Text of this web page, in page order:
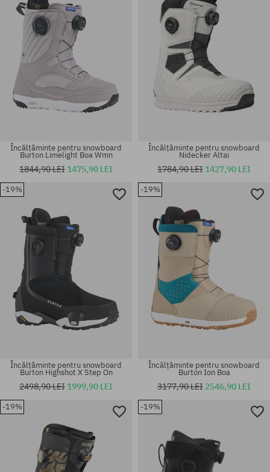
Mărimi existente:
37; 40.5
Mărimi existente:
41.5; 42
Mărimi existente:
Încălțăminte pentru snowboard
Burton Limelight Boa Wmn
1844,90 LEI 1475,90 LEI
Mărimi existente:
Încălțăminte pentru snowboard
Nidecker Altai
1784,90 LEI 1427,90 LEI
-19%
Încălțăminte pentru snowboard
Burton Highshot X Step On
2498,90 LEI 1999,90 LEI
-19%
Încălțăminte pentru snowboard
Burton Ion Boa
3177,90 LEI 2546,90 LEI
-19% -19%